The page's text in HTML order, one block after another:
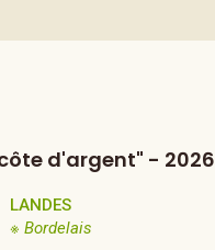
d'argent" - 2026
LANDES
※ Bordelais